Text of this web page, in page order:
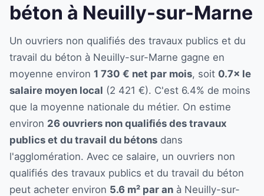
béton à Neuilly-sur-Marne
Un ouvriers non qualifiés des travaux publics et du
travail du béton à Neuilly-sur-Marne gagne en
moyenne environ 1 730 € net par mois, soit 0.7× le
salaire moyen local (2 421 €). C'est 6.4% de moins
que la moyenne nationale du métier. On estime
environ 26 ouvriers non qualifiés des travaux
publics et du travail du bétons dans
l'agglomération. Avec ce salaire, un ouvriers non
qualifiés des travaux publics et du travail du béton
peut acheter environ 5.6 m² par an à Neuilly-sur-